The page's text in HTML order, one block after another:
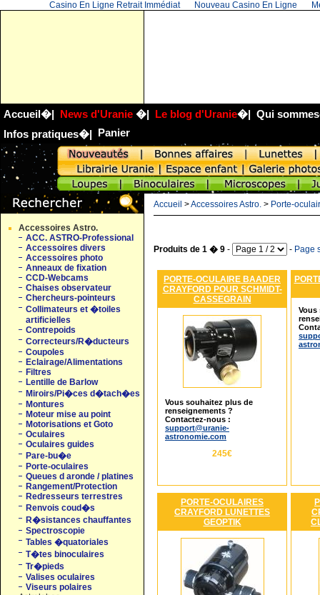
Casino En Ligne Retrait Immédiat Nouveau Casino En Ligne
Accueil�| News d'Uranie �| Le blog d'Uranie�| Qui
Infos pratiques�| Panier
Accessoires Astro.
ACC. ASTRO-Professional
Accessoires divers
Accessoires photo
Anneaux de fixation
CCD-Webcams
Chaises observateur
Chercheurs-pointeurs
Collimateurs et �toiles
artificielles
Contrepoids
Correcteurs/R�ducteurs
Coupoles
Eclairage/Alimentations
Filtres
Lentille de Barlow
Miroirs/Pi�ces d�tach�es
Montures
Moteur mise au point
Motorisations et Goto
Oculaires
Oculaires guides
Pare-bu�e
Porte-oculaires
Queues d aronde / platines
Rangement/Protection
Redresseurs terrestres
Renvois coud�s
R�sistances chauffantes
Spectroscopie
Tables �quatoriales
T�tes binoculaires
Tr�pieds
Valises oculaires
Viseurs polaires
Accueil >Accessoires Astro. > Porte-
Produits de 1 � 9 - - Page
PORTE-OCULAIRE BAADER
CRAYFORD POUR SCHMIDT-
CASSEGRAIN
Vous souhaitez plus de
renseignements ?
Contactez-nous :
support@uranie-
astronomie.com
245€
Vous
PORTE-OCULAIRES
CRAYFORD LUNETTES
GEOPTIK